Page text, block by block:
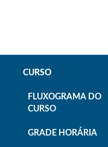
CURSO
FLUXOGRAMA DO
CURSO
GRADE HORÁRIA